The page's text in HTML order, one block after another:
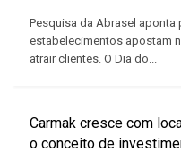
Pesquisa da Abrasel aponta
estabelecimentos apostam
atrair clientes. O Dia do...
Carmak cresce com
o conceito de